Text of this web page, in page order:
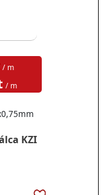
KZI
/ m
/ m